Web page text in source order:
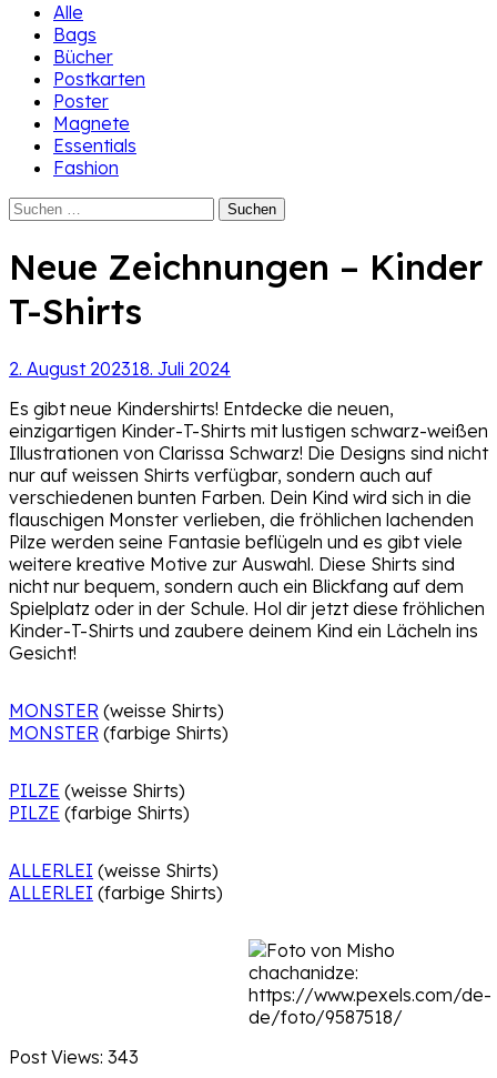
Alle
Bags
Bücher
Postkarten
Poster
Magnete
Essentials
Fashion
Suchen
Neue Zeichnungen – Kinder
T-Shirts
2. August 202318. Juli 2024
Es gibt neue Kindershirts! Entdecke die neuen,
einzigartigen Kinder-T-Shirts mit lustigen schwarz-weißen
Illustrationen von Clarissa Schwarz! Die Designs sind nicht
nur auf weissen Shirts verfügbar, sondern auch auf
verschiedenen bunten Farben. Dein Kind wird sich in die
flauschigen Monster verlieben, die fröhlichen lachenden
Pilze werden seine Fantasie beflügeln und es gibt viele
weitere kreative Motive zur Auswahl. Diese Shirts sind
nicht nur bequem, sondern auch ein Blickfang auf dem
Spielplatz oder in der Schule. Hol dir jetzt diese fröhlichen
Kinder-T-Shirts und zaubere deinem Kind ein Lächeln ins
Gesicht!
MONSTER (weisse Shirts)
MONSTER (farbige Shirts)
PILZE (weisse Shirts)
PILZE (farbige Shirts)
ALLERLEI (weisse Shirts)
ALLERLEI (farbige Shirts)
Post Views: 343